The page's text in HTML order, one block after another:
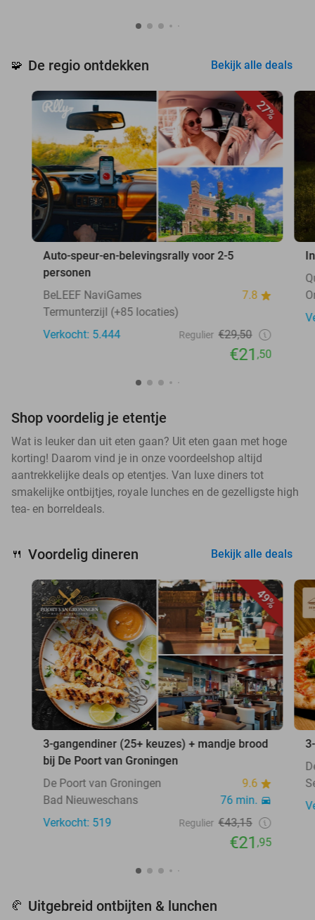
🧩 De regio ontdekken Bekijk alle deals
27%
Auto-speur-en-belevingsrally voor 2-5
personen
BeLEEF NaviGames
7.8
Termunterzijl (+85 locaties)
Verkocht: 5.444
Regulier €29,50
€21,50
Shop voordelig je etentje
Wat is leuker dan uit eten gaan? Uit eten gaan met hoge
korting! Daarom vind je in onze voordeelshop altijd
aantrekkelijke deals op etentjes. Van luxe diners tot
smakelijke ontbijtjes, royale lunches en de gezelligste high
tea- en borreldeals.
🍴 Voordelig dineren Bekijk alle deals
49%
3-gangendiner (25+ keuzes) + mandje brood
bij De Poort van Groningen
De Poort van Groningen
9.6
Bad Nieuweschans
76 min.
Verkocht: 519
Regulier €43,15
€21,95
🥐 Uitgebreid ontbijten & lunchen